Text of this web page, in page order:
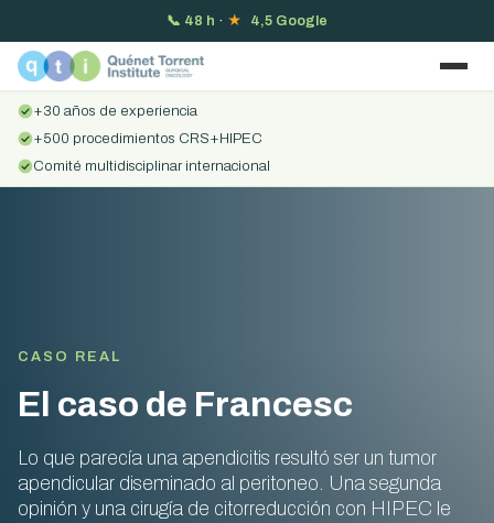
📞 48 h · ★ 4,5 Google
+30 años de experiencia
+500 procedimientos CRS+HIPEC
Comité multidisciplinar internacional
CASO REAL
El caso de Francesc
Lo que parecía una apendicitis resultó ser un tumor
apendicular diseminado al peritoneo. Una segunda
opinión y una cirugía de citorreducción con HIPEC le